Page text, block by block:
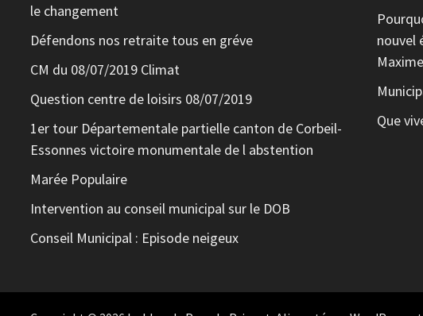
le changement
Défendons nos retraite tous en gréve
CM du 08/07/2019 Climat
Question centre de loisirs 08/07/2019
1er tour Départementale partielle canton de Corbeil-
Essonnes victoire monumentale de l abstention
Marée Populaire
Intervention au conseil municipal sur le DOB
Conseil Municipal : Episode neigeux
nouvel
Que